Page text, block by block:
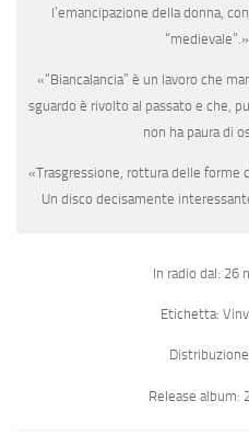
l’emancipazione della donna,
“medievale” .»
«“Biancalancia” è un lavoro che
sguardo è rivolto al passato e che,
non ha paura di
«Trasgressione, rottura delle
Un disco decisamente
In radio dal: 26
Etichetta:
Release album: